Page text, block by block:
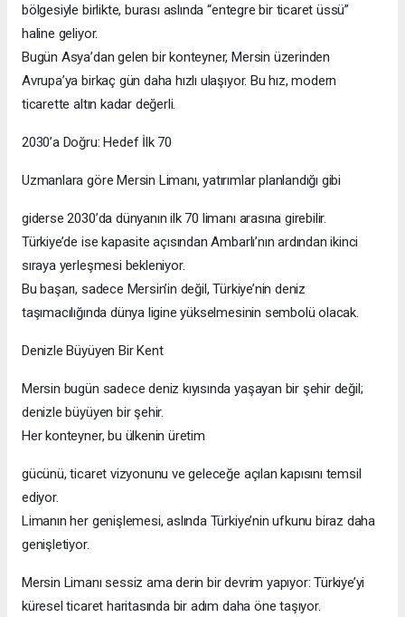
bölgesiyle birlikte, burası aslında “entegre bir ticaret üssü”
haline geliyor.
Bugün Asya’dan gelen bir konteyner, Mersin üzerinden
Avrupa’ya birkaç gün daha hızlı ulaşıyor. Bu hız, modern
ticarette altın kadar değerli.
2030’a Doğru: Hedef İlk 70
Uzmanlara göre Mersin Limanı, yatırımlar planlandığı gibi
giderse 2030’da dünyanın ilk 70 limanı arasına girebilir.
Türkiye’de ise kapasite açısından Ambarlı’nın ardından ikinci
sıraya yerleşmesi bekleniyor.
Bu başarı, sadece Mersin’in değil, Türkiye’nin deniz
taşımacılığında dünya ligine yükselmesinin sembolü olacak.
Denizle Büyüyen Bir Kent
Mersin bugün sadece deniz kıyısında yaşayan bir şehir değil;
denizle büyüyen bir şehir.
Her konteyner, bu ülkenin üretim
gücünü, ticaret vizyonunu ve geleceğe açılan kapısını temsil
ediyor.
Limanın her genişlemesi, aslında Türkiye’nin ufkunu biraz daha
genişletiyor.
Mersin Limanı sessiz ama derin bir devrim yapıyor: Türkiye’yi
küresel ticaret haritasında bir adım daha öne taşıyor.